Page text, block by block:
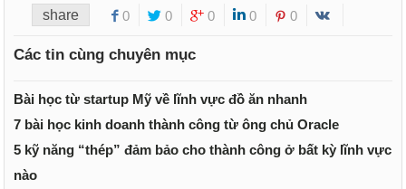
share 0 0 0 0 0
Các tin cùng chuyên mục
Bài học từ startup Mỹ về lĩnh vực đồ ăn nhanh
7 bài học kinh doanh thành công từ ông chủ Oracle
5 kỹ năng “thép” đảm bảo cho thành công ở bất kỳ lĩnh vực
nào